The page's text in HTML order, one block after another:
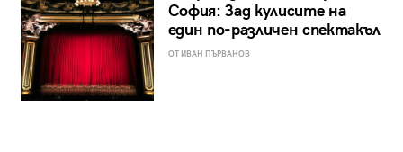
София: Зад кулисите на
един по-различен спектакъл
ОТ ИВАН ПЪРВАНОВ